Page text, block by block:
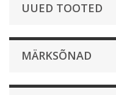
UUED TOOTED
MÄRKSÕNAD